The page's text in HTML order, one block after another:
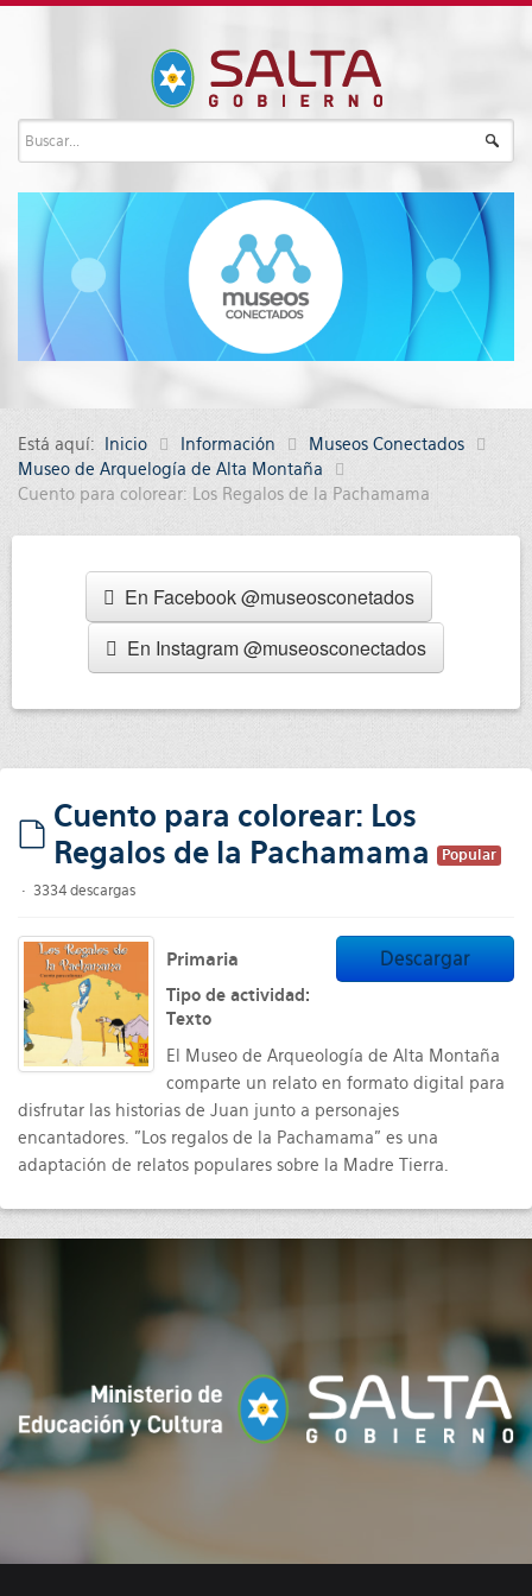
Está aquí: Inicio Información
Museos Conectados
Museo de Arquelogía de Alta Montaña
Cuento para colorear: Los Regalos de la Pachamama
En Facebook @museosconetados
En Instagram @museosconectados
default
Cuento para colorear: Los
Regalos de la Pachamama
Popular
3334 descargas
Descargar
Primaria
Tipo de actividad:
Texto
El Museo de Arqueología de Alta Montaña
comparte un relato en formato digital para
disfrutar las historias de Juan junto a personajes
encantadores. "Los regalos de la Pachamama" es una
adaptación de relatos populares sobre la Madre Tierra.